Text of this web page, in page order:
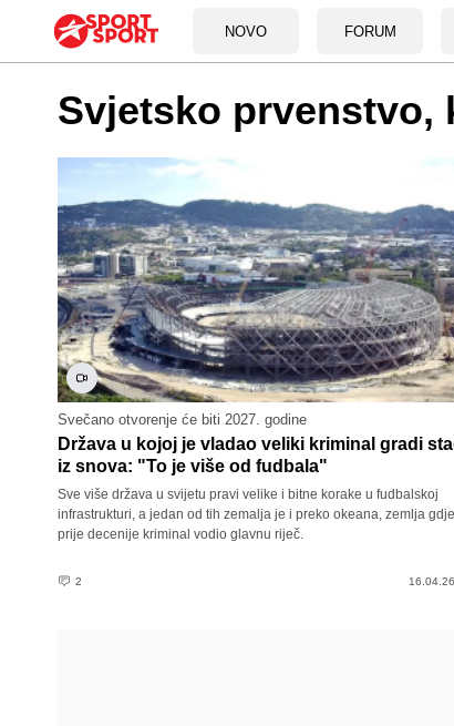
NOVO FORUM
Svjetsko prvenstvo,
Svečano otvorenje će biti 2027. godine
Država u kojoj je vladao veliki kriminal gradi
iz snova: "To je više od fudbala"
Sve više država u svijetu pravi velike i bitne korake u fudbalskoj
infrastrukturi, a jedan od tih zemalja je i preko okeana, zemlja
prije decenije kriminal vodio glavnu riječ.
2